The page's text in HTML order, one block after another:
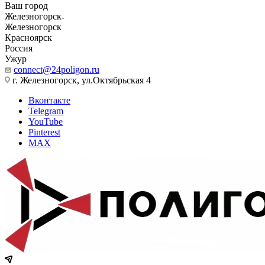
Ваш город
Железногорск
Железногорск
Красноярск
Россия
Ужур
connect@24poligon.ru
г. Железногорск, ул.Октябрьская 4
Вконтакте
Telegram
YouTube
Pinterest
MAX